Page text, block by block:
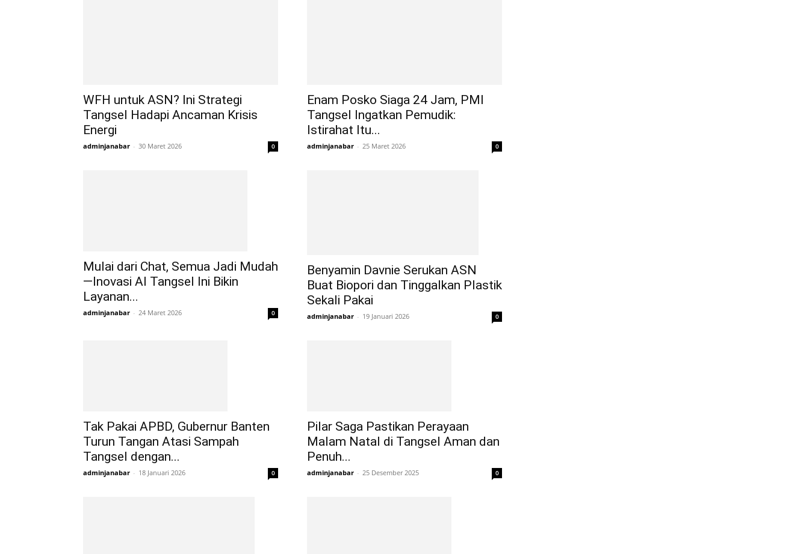
WFH untuk ASN? Ini Strategi
Tangsel Hadapi Ancaman Krisis
Energi
adminjanabar - 30 Maret 2026 0
Enam Posko Siaga 24 Jam, PMI
Tangsel Ingatkan Pemudik:
Istirahat Itu...
adminjanabar - 25 Maret 2026 0
Mulai dari Chat, Semua Jadi Mudah
—Inovasi AI Tangsel Ini Bikin
Layanan...
adminjanabar - 24 Maret 2026 0
Benyamin Davnie Serukan ASN
Buat Biopori dan Tinggalkan Plastik
Sekali Pakai
adminjanabar - 19 Januari 2026 0
Tak Pakai APBD, Gubernur Banten
Turun Tangan Atasi Sampah
Tangsel dengan...
adminjanabar - 18 Januari 2026 0
Pilar Saga Pastikan Perayaan
Malam Natal di Tangsel Aman dan
Penuh...
adminjanabar - 25 Desember 2025 0